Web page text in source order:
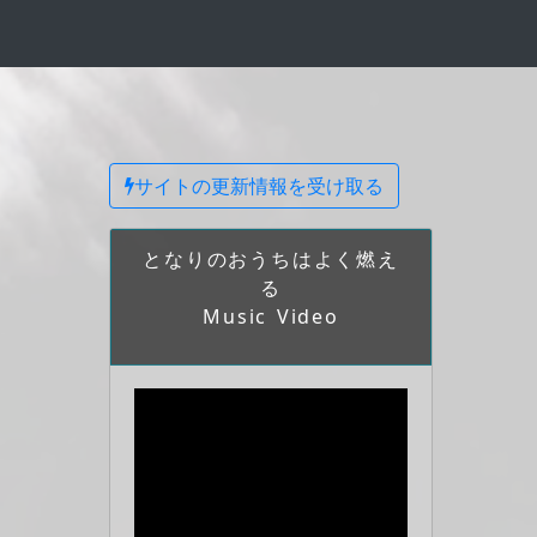
サイトの更新情報を受け取る
となりのおうちはよく燃え
る
Music Video